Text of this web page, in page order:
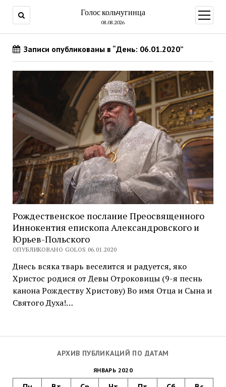
Голос кольчугинца
08.08.2026
меню
АРХИВ ПУБЛИКАЦИЙ ПО ДАТАМ
ЯНВАРЬ 2020
Записи опубликованы в “День: 06.01.2020”
Рождественское послание Преосвященного
Иннокентия епископа Александровского и
Юрьев-Польского
ОПУБЛИКОВАНО GOLOS 06.01.2020
Днесь всяка тварь веселится и радуется, яко
Христос родися от Девы Отроковицы (9-я песнь
канона Рождеству Христову) Во имя Отца и Сына и
Святого Духа!…